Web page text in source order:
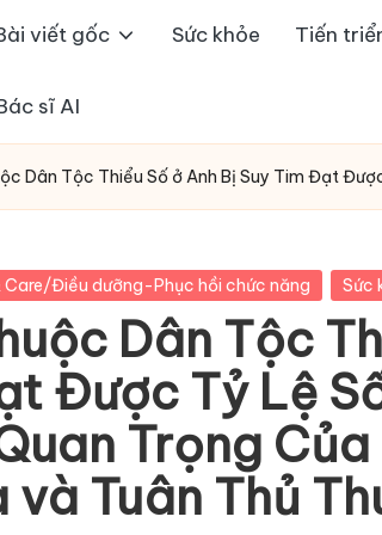
viết gốc Sức khỏe Tiến
sĩ AI
Dân Tộc Thiểu Số ở Anh Bị Suy Tim Đạt
Care/Điều dưỡng-Phục hồi chức năng Sức
Dân Tộc
Được Tỷ Lệ
Trọng
và Tuân Thủ